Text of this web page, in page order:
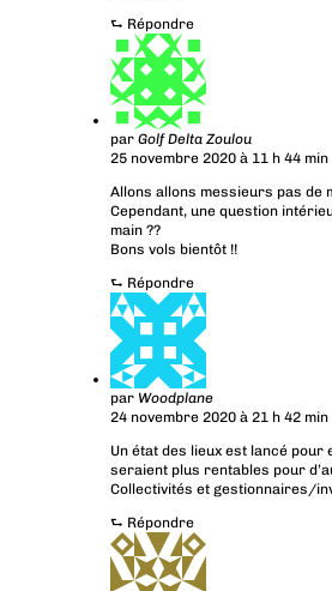
⮑ Répondre
par Golf Delta Zoulou
25 novembre 2020 à 11 h 44 min
Allons allons messieurs pas de
Cependant, une question
main ??
Bons vols bientôt !!
⮑ Répondre
par Woodplane
24 novembre 2020 à 21 h 42 min
Un état des lieux est lancé
seraient plus rentables pour
Collectivités et gestionnaires/
⮑ Répondre